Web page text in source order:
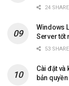
24
Windows
Server tốt
53
Cài đặt và
bản quyền